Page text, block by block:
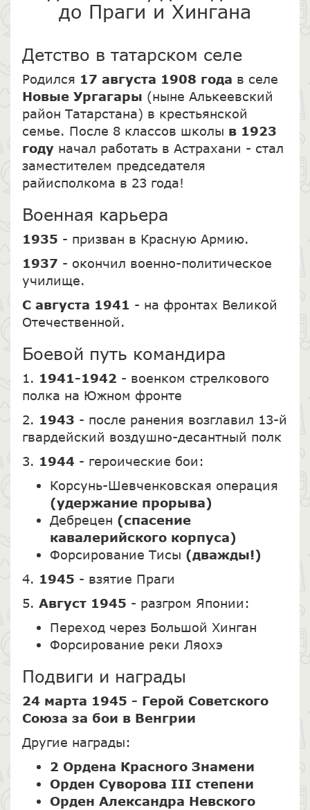
до Праги и Хингана
Детство в татарском селе
Родился 17 августа 1908 года в селе
Новые Ургагары (ныне Алькеевский
район Татарстана) в крестьянской
семье. После 8 классов школы в 1923
годуначал работать в Астрахани - стал
заместителем председателя
райисполкома в 23 года!
Военная карьера
1935 - призван в Красную Армию.
1937 - окончил военно-политическое
училище.
С августа 1941 - на фронтах Великой
Отечественной.
Боевой путь командира
1. 1941-1942 - военком стрелкового
полка на Южном фронте
2. 1943 - после ранения возглавил 13-й
гвардейский воздушно-десантный полк
3. 1944 - героические бои:
Корсунь-Шевченковская операция
(удержание прорыва)
Дебрецен (спасение
кавалерийского корпуса)
Форсирование Тисы (дважды!)
4. 1945 - взятие Праги
5. Август 1945 - разгром Японии:
Переход через Большой Хинган
Форсирование реки Ляохэ
Подвиги и награды
24 марта 1945 - Герой Советского
Союза за бои в Венгрии
Другие награды:
2 Ордена Красного Знамени
Орден Суворова III степени
Орден Александра Невского